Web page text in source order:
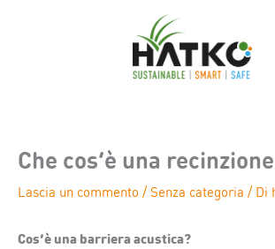
Che cos’è una
Lascia un commento / Senza categoria / Di
Cos’è una barriera acustica?